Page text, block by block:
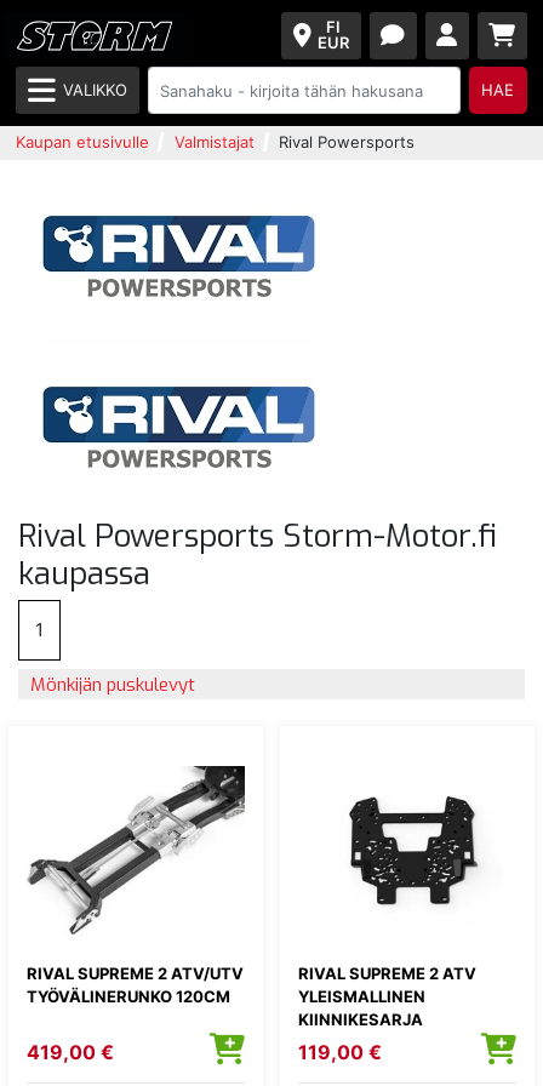
FI
EUR
VALIKKO HAE
Kaupan etusivulle Valmistajat Rival Powersports
Rival Powersports Storm-Motor.fi
kaupassa
1
Mönkijän puskulevyt
RIVAL SUPREME 2 ATV/UTV
TYÖVÄLINERUNKO 120CM
419,00 €
RIVAL SUPREME 2 ATV
YLEISMALLINEN
KIINNIKESARJA
119,00 €